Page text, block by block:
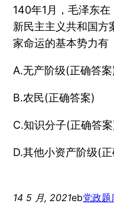
140年1月，毛泽东
新民主主义共和国方
家命运的基本势力有
A.无产阶级(正确答案
B.农民(正确答案)
C.知识分子(正确答
D.其他小资产阶级(
14 5 月, 2021eb党政题